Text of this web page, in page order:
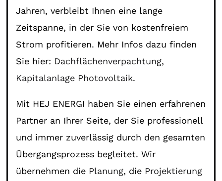
Jahren, verbleibt Ihnen eine lange
Zeitspanne, in der Sie von kostenfreiem
Strom profitieren. Mehr Infos dazu finden
Sie hier: Dachflächenverpachtung,
Kapitalanlage Photovoltaik.
Mit HEJ ENERGI haben Sie einen erfahrenen
Partner an Ihrer Seite, der Sie professionell
und immer zuverlässig durch den gesamten
Übergangsprozess begleitet. Wir
übernehmen die Planung, die Projektierung